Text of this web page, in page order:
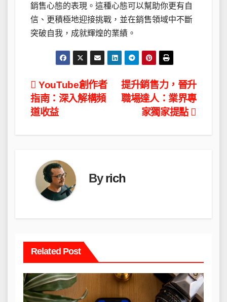
銷售心態的表現。這種心態可以幫助你更有自
信、更積極地迎接挑戰，並在銷售領域中不斷
突破自我，成就輝煌的業績。
文
章
提升銷售力，晉升
職場達人：業界專
家獨家提點
YouTube創作者
指南：深入解構頻
道收益
Byrich
Related Post